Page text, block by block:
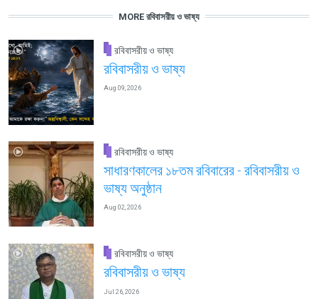
MORE রবিবাসরীয় ও ভাষ্য
রবিবাসরীয় ও ভাষ্য
রবিবাসরীয় ও ভাষ্য
Aug 09, 2026
রবিবাসরীয় ও ভাষ্য
সাধারণকালের ১৮তম রবিবারের - রবিবাসরীয় ও
ভাষ্য অনুষ্ঠান
Aug 02, 2026
রবিবাসরীয় ও ভাষ্য
রবিবাসরীয় ও ভাষ্য
Jul 26, 2026